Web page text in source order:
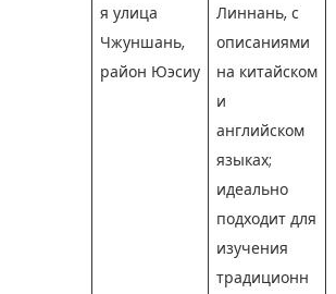
я улица
Чжуншань,
район Юэсиу
Линнань, с
описаниями
на китайском
и
английском
языках;
идеально
подходит для
изучения
традиционн